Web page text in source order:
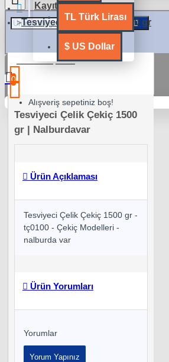
Kayıt Ol
TL Türk Lirası
$ US Dollar
0 ürün - 0,00TL
0
Alışveriş sepetiniz boş!
Tesviyeci Çelik Çekiç 1500 gr
Tesviyeci Çelik Çekiç 1500
gr | Nalburdavar
Ürün Açıklaması
Tesviyeci Çelik Çekiç 1500 gr -
tç0100 - Çekiç Modelleri -
nalburda var
Ürün Yorumları
Yorumlar
Yorum Yapınız